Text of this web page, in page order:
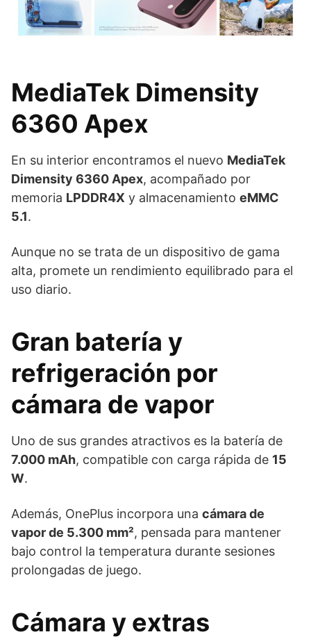
MediaTek Dimensity
6360 Apex
En su interior encontramos el nuevo MediaTek
Dimensity 6360 Apex, acompañado por
memoria LPDDR4X y almacenamiento eMMC
5.1.
Aunque no se trata de un dispositivo de gama
alta, promete un rendimiento equilibrado para el
uso diario.
Gran batería y
refrigeración por
cámara de vapor
Uno de sus grandes atractivos es la batería de
7.000 mAh, compatible con carga rápida de 15
W.
Además, OnePlus incorpora una cámara de
vapor de 5.300 mm², pensada para mantener
bajo control la temperatura durante sesiones
prolongadas de juego.
Cámara y extras